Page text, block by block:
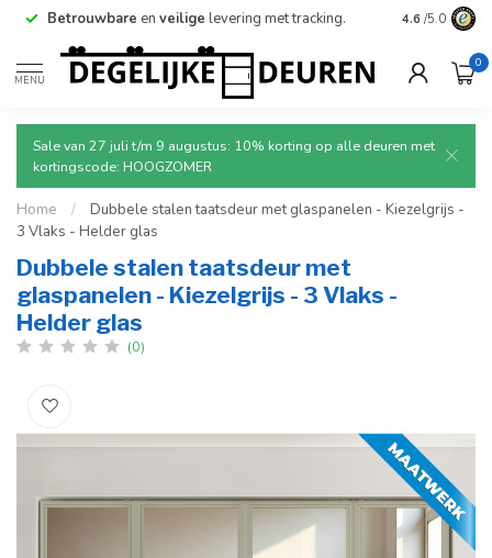
Betrouwbare en veilige levering met tracking. 4.6 /5.0
MENU
0
Sale van 27 juli t/m 9 augustus: 10% korting op alle deuren met
kortingscode: HOOGZOMER
Home /
Dubbele stalen taatsdeur met glaspanelen - Kiezelgrijs -
3 Vlaks - Helder glas
Dubbele stalen taatsdeur met
glaspanelen - Kiezelgrijs - 3 Vlaks -
Helder glas
(0)